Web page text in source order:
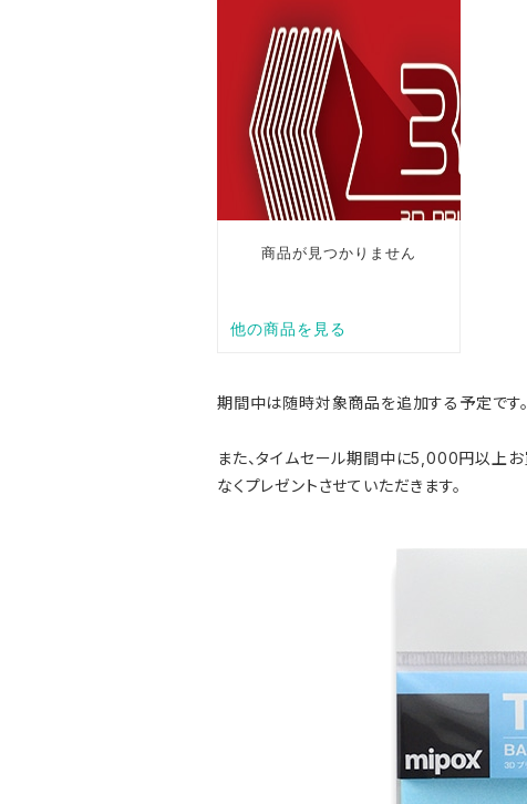
期間中は随時対象商品を追加する予定です。
また、タイムセール期間中に5,000円以上
なくプレゼントさせていただきます。